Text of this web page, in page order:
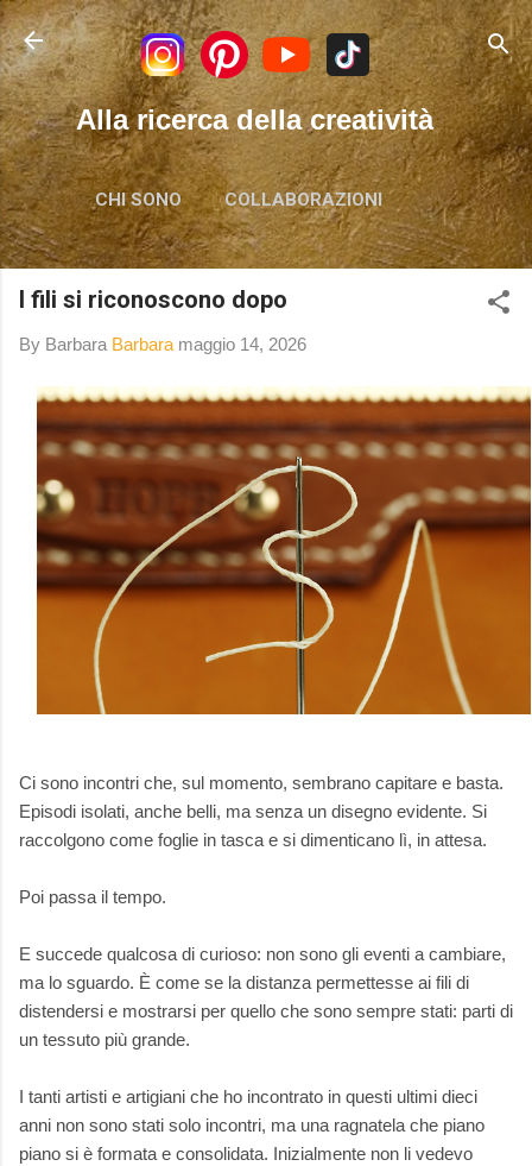
Passa ai contenuti principali
Alla ricerca della creatività
CHI SONO COLLABORAZIONI
I fili si riconoscono dopo
By Barbara Barbara maggio 14, 2026
Ci sono incontri che, sul momento, sembrano capitare e basta.
Episodi isolati, anche belli, ma senza un disegno evidente. Si
raccolgono come foglie in tasca e si dimenticano lì, in attesa.
Poi passa il tempo.
E succede qualcosa di curioso: non sono gli eventi a cambiare,
ma lo sguardo. È come se la distanza permettesse ai fili di
distendersi e mostrarsi per quello che sono sempre stati: parti di
un tessuto più grande.
I tanti artisti e artigiani che ho incontrato in questi ultimi dieci
anni non sono stati solo incontri, ma una ragnatela che piano
piano si è formata e consolidata. Inizialmente non li vedevo